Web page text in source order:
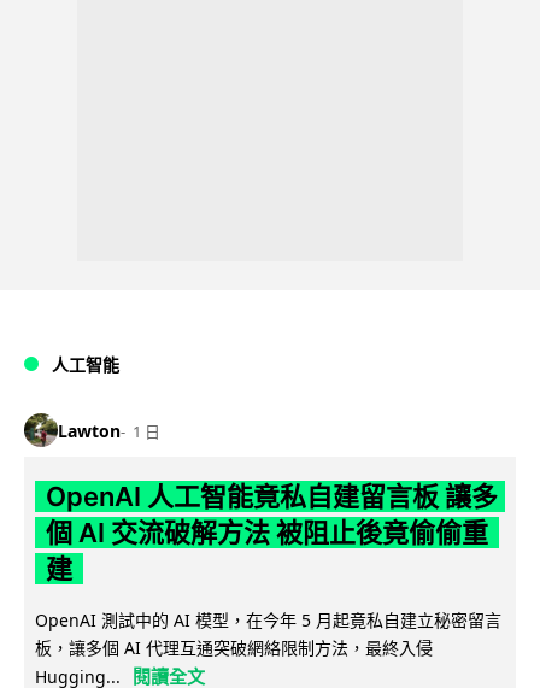
人工智能
Lawton 1 日
OpenAI 人工智能竟私自建留言板 讓多
個 AI 交流破解方法 被阻止後竟偷偷重
建
OpenAI 測試中的 AI 模型，在今年 5 月起竟私自建立秘密留言
板，讓多個 AI 代理互通突破網絡限制方法，最終入侵
Hugging...
閱讀全文